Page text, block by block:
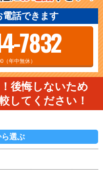
電話できます
7832
（年中無休）
後悔しないため
してください！
選ぶ